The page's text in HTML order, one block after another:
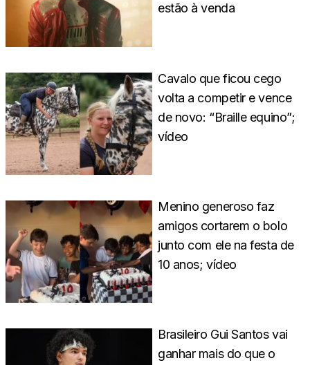
estão à venda
Cavalo que ficou cego
volta a competir e vence
de novo: “Braille equino”;
vídeo
Menino generoso faz
amigos cortarem o bolo
junto com ele na festa de
10 anos; vídeo
Brasileiro Gui Santos vai
ganhar mais do que o